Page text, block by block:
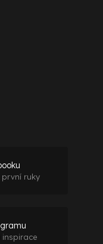
první ruky